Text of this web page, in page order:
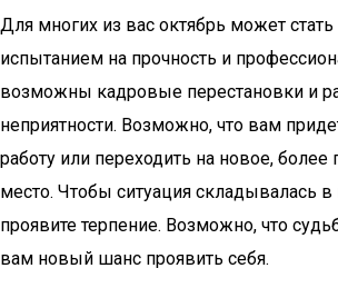
Для многих из вас октябрь может
испытанием на прочность и
возможны кадровые перестановки и
неприятности. Возможно, что вам
работу или переходить на новое, более
место. Чтобы ситуация складывалась
проявите терпение. Возможно, что
вам новый шанс проявить себя.